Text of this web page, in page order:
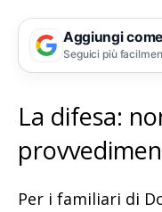
Aggiungi
Seguici più
La difesa:
Per i familiari di